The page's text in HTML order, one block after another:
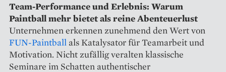
Team-Performance und Erlebnis: Warum
Paintball mehr bietet als reine Abenteuerlust
Unternehmen erkennen zunehmend den Wert von
FUN-Paintball als Katalysator für Teamarbeit und
Motivation. Nicht zufällig veralten klassische
Seminare im Schatten authentischer